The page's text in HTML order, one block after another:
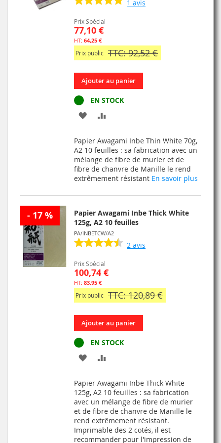
1 avis
Prix Spécial
77,10 €
64,25 €
Prix public TTC: 92,52 €
Ajouter au panier
EN STOCK
AJOUTER
MA
LISTE
D’ENVIE
COMPARATEUR
Papier Awagami Inbe Thin White 70g,
A2 10 feuilles : sa fabrication avec un
mélange de fibre de murier et de
fibre de chanvre de Manille le rend
extrêmement résistant En savoir plus
- 17 %
Papier Awagami Inbe Thick White
125g, A2 10 feuilles
PA/INBETCW/A2
2 avis
Prix Spécial
100,74 €
83,95 €
Prix public TTC: 120,89 €
Ajouter au panier
EN STOCK
AJOUTER
MA
LISTE
D’ENVIE
COMPARATEUR
Papier Awagami Inbe Thick White
125g, A2 10 feuilles : sa fabrication
avec un mélange de fibre de murier
et de fibre de chanvre de Manille le
rend extrêmement résistant.
Imprimable des 2 cotés, il est
recommander pour l'impression de